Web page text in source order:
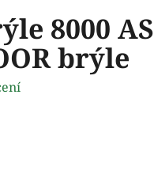
8000 AS
brýle